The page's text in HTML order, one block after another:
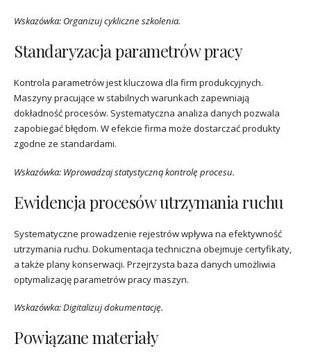
Wskazówka: Organizuj cykliczne szkolenia.
Standaryzacja parametrów pracy
Kontrola parametrów jest kluczowa dla firm produkcyjnych.
Maszyny pracujące w stabilnych warunkach zapewniają
dokładność procesów. Systematyczna analiza danych pozwala
zapobiegać błędom. W efekcie firma może dostarczać produkty
zgodne ze standardami.
Wskazówka: Wprowadzaj statystyczną kontrolę procesu.
Ewidencja procesów utrzymania ruchu
Systematyczne prowadzenie rejestrów wpływa na efektywność
utrzymania ruchu. Dokumentacja techniczna obejmuje certyfikaty,
a także plany konserwacji. Przejrzysta baza danych umożliwia
optymalizację parametrów pracy maszyn.
Wskazówka: Digitalizuj dokumentację.
Powiązane materiały